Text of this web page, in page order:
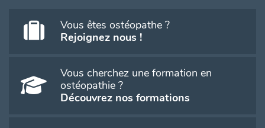
Vous êtes ostéopathe ?
Rejoignez nous !
Vous cherchez une formation en
ostéopathie ?
Découvrez nos formations